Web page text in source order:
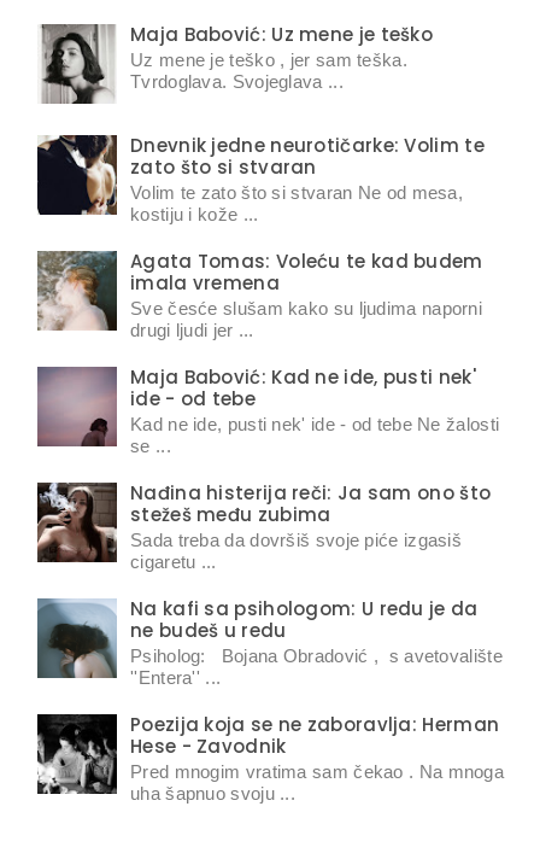
Maja Babović: Uz mene je teško
Uz mene je teško , jer sam teška.
Tvrdoglava. Svojeglava ...
Dnevnik jedne neurotičarke: Volim te
zato što si stvaran
Volim te zato što si stvaran Ne od mesa,
kostiju i kože ...
Agata Tomas: Voleću te kad budem
imala vremena
Sve česće slušam kako su ljudima naporni
drugi ljudi jer ...
Maja Babović: Kad ne ide, pusti nek'
ide - od tebe
Kad ne ide, pusti nek' ide - od tebe Ne žalosti
se ...
Nađina histerija reči: Ja sam ono što
stežeš među zubima
Sada treba da dovršiš svoje piće izgasiš
cigaretu ...
Na kafi sa psihologom: U redu je da
ne budeš u redu
Psiholog: Bojana Obradović , s avetovalište
''Entera'' ...
Poezija koja se ne zaboravlja: Herman
Hese - Zavodnik
Pred mnogim vratima sam čekao . Na mnoga
uha šapnuo svoju ...